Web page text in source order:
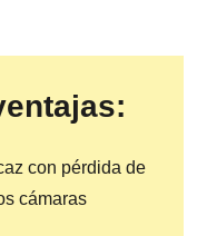
con pérdida de
cámaras